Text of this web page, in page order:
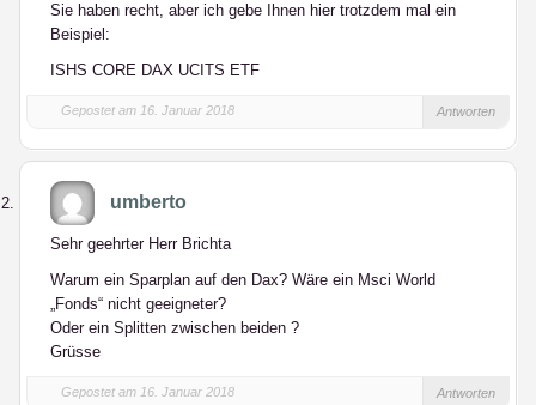
Sie haben recht, aber ich gebe Ihnen hier trotzdem mal ein
Beispiel:
ISHS CORE DAX UCITS ETF
Gepostet am 16. Januar 2018 Antworten
umberto
Sehr geehrter Herr Brichta
Warum ein Sparplan auf den Dax? Wäre ein Msci World
„Fonds“ nicht geeigneter?
Oder ein Splitten zwischen beiden ?
Grüsse
Gepostet am 16. Januar 2018 Antworten